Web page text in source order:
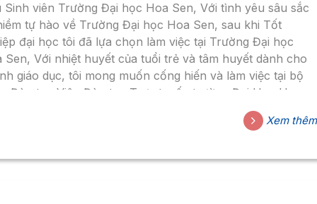
Sinh viên Trường Đại học Hoa Sen, Với tình yêu sâu sắc
tự hào về Trường Đại học Hoa Sen, sau khi Tốt
đại học tôi đã lựa chọn làm việc tại Trường Đại học
Sen, Với nhiệt huyết của tuổi trẻ và tâm huyết dành cho
giáo dục, tôi mong muốn cống hiến và làm việc tại bộ
Đào tạo Viện Đào tạo Trực tuyến trường Đại Học Hoa
Xem thêm